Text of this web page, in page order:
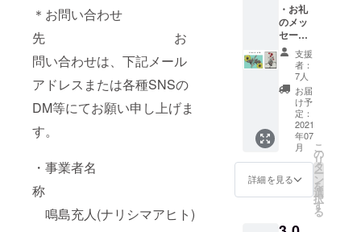
＊お問い合わせ
先 お
問い合わせは、下記メール
アドレスまたは各種SNSの
DM等にてお願い申し上げま
す。
・事業者名
称
鳴島充人(ナリシマアヒト)
・お礼
のメッ
セージ
（電子
メール
版） ・
サイン
入りポ
スト
カード
２枚
セット
(全種)
支援
者：
7人
お届
け予
定：
2021
年07
月
詳細を見る
こ
の
リ
タ
ー
ン
を
選
択
す
る